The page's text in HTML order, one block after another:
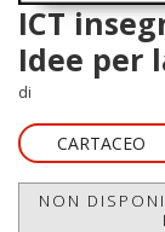
ICT
Idee per
di
CARTACEO
NON